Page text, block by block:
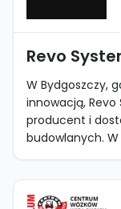
Revo
W Bydgoszczy,
innowacją, Revo
producent i
budowlanych.